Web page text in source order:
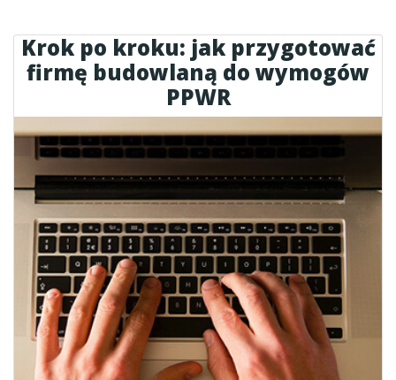
Krok po kroku: jak przygotować
firmę budowlaną do wymogów
PPWR